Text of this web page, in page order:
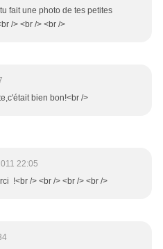
fait une photo de tes petites
/> <br /> <br />
bien bon!<br />
22:05
!<br /> <br /> <br /> <br />